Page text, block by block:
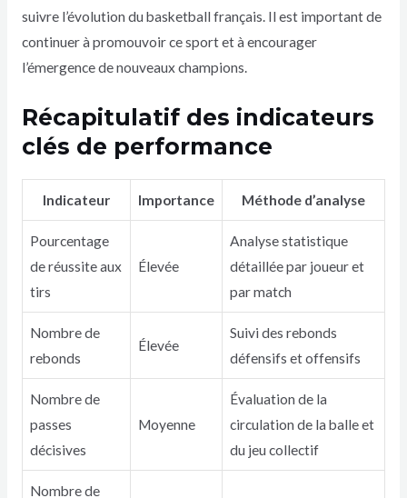
suivre l’évolution du basketball français. Il est important de
continuer à promouvoir ce sport et à encourager
l’émergence de nouveaux champions.
Récapitulatif des indicateurs
clés de performance
Indicateur Importance Méthode d’analyse
Pourcentage
de réussite aux
tirs
Élevée
Analyse statistique
détaillée par joueur et
par match
Nombre de
rebonds
Élevée
Suivi des rebonds
défensifs et offensifs
Nombre de
passes
décisives
Moyenne
Évaluation de la
circulation de la balle et
du jeu collectif
Nombre de